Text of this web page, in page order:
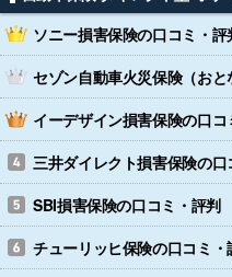
ソニー損害保険の口コミ・評
セゾン自動車火災保険（お
イーデザイン損害保険の口コ
三井ダイレクト損害保険の口
SBI損害保険の口コミ・評判
チューリッヒ保険の口コミ・